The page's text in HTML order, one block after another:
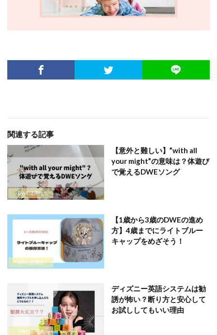
関連する記事
DWE活用法
【意外と難しい】”with all
your might”の意味は？体遊び
で覚えるDWEソング
DWE活用法
【1歳から3歳のDWEの進め
方】4歳までにライトブルー
キャップをめざそう！
DWE活用法
ディズニー英語システムは勧
誘が怖い？断り方と安心して
お試ししてもいい理由